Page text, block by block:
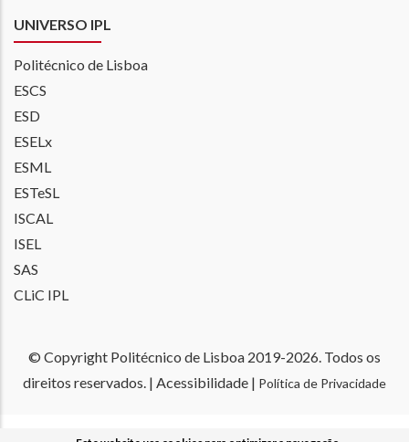
UNIVERSO IPL
Politécnico de Lisboa
ESCS
ESD
ESELx
ESML
ESTeSL
ISCAL
ISEL
SAS
CLiC IPL
© Copyright Politécnico de Lisboa 2019-2026. Todos os
direitos reservados. | Acessibilidade | Política de Privacidade